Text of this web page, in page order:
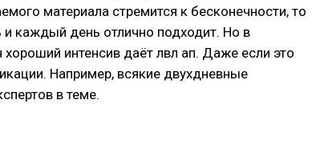
материала стремится к бесконечности, то
и каждый день отлично подходит. Но в
интенсив даёт лвл ап. Даже если это
Например, всякие двухдневные
в теме.